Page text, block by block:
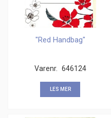
"Red Handbag"
Varenr. 646124
LES MER